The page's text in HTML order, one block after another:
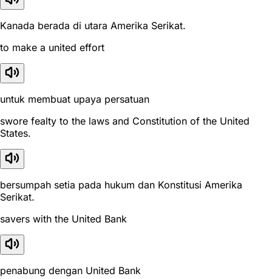
Kanada berada di utara Amerika Serikat.
to make a united effort
untuk membuat upaya persatuan
swore fealty to the laws and Constitution of the United
States.
bersumpah setia pada hukum dan Konstitusi Amerika
Serikat.
savers with the United Bank
penabung dengan United Bank